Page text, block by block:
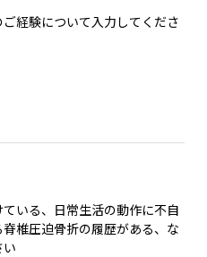
経験について入力してくださ
いる、日常生活の動作に不自
椎圧迫骨折の履歴がある、な